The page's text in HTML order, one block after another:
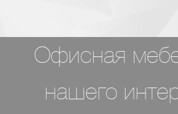
Офисная
нашего